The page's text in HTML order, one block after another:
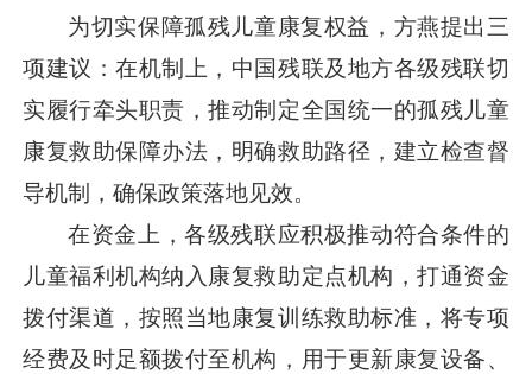
为切实保障孤残儿童康复权益，方燕提出三
项建议：在机制上，中国残联及地方各级残联切
实履行牵头职责，推动制定全国统一的孤残儿童
康复救助保障办法，明确救助路径，建立检查督
导机制，确保政策落地见效。
在资金上，各级残联应积极推动符合条件的
儿童福利机构纳入康复救助定点机构，打通资金
拨付渠道，按照当地康复训练救助标准，将专项
经费及时足额拨付至机构，用于更新康复设备、